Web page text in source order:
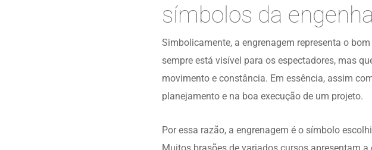
símbolos da
Simbolicamente, a engrenagem representa o
sempre está visível para os espectadores, mas
movimento e constância. Em essência, assim
planejamento e na boa execução de um projeto.
Por essa razão, a engrenagem é o símbolo